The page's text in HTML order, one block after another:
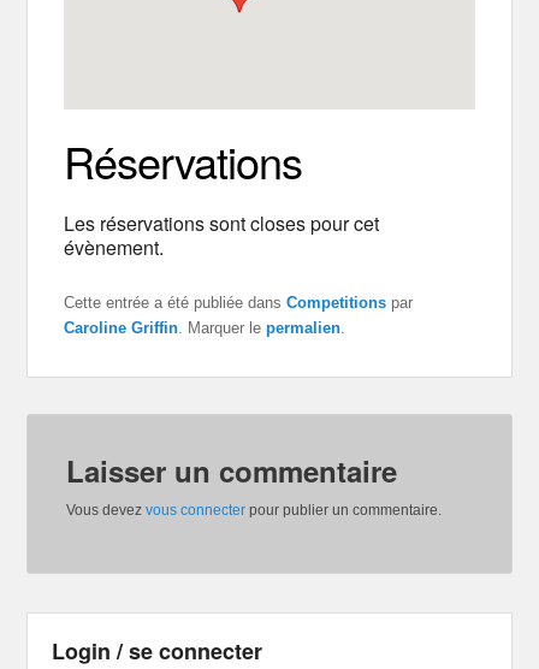
Réservations
Les réservations sont closes pour cet
évènement.
Cette entrée a été publiée dansCompetitions par
Caroline Griffin. Marquer lepermalien.
Laisser un commentaire
Vous devezvous connecter pour publier un commentaire.
Login / se connecter